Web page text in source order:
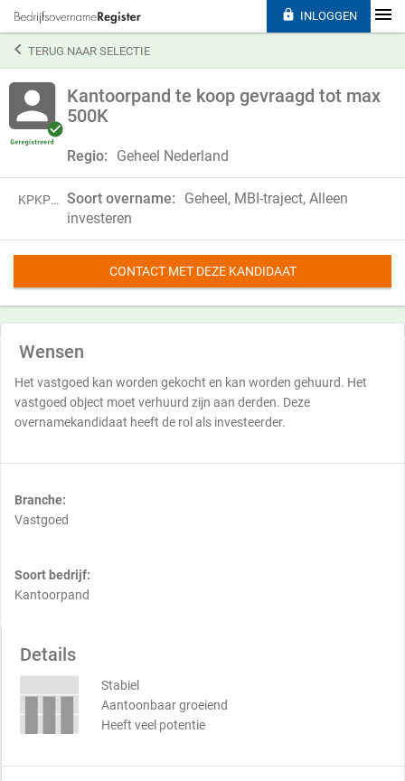
TERUG NAAR SELECTIE
Kantoorpand te koop gevraagd tot max
500K
Regio: Geheel Nederland
KPKP21CHG80S Soort overname:
Geheel, MBI-traject, Alleen
investeren
CONTACT MET DEZE KANDIDAAT
Wensen
Het vastgoed kan worden gekocht en kan worden gehuurd. Het
vastgoed object moet verhuurd zijn aan derden. Deze
overnamekandidaat heeft de rol als investeerder.
Branche:
Vastgoed
Soort bedrijf:
Kantoorpand
Details
Stabiel
Aantoonbaar groeiend
Heeft veel potentie
 INLOGGEN